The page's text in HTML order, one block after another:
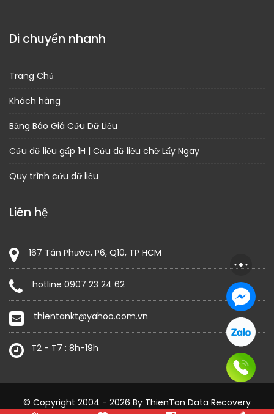
Di chuyển nhanh
Trang Chủ
Khách hàng
Bảng Báo Giá Cứu Dữ Liệu
Cứu dữ liệu gấp 1H | Cứu dữ liệu chờ Lấy Ngay
Quy trình cứu dữ liệu
Liên hệ
167 Tân Phước, P6, Q10, TP HCM
hotline 0907 23 24 62
thientankt@yahoo.com.vn
T2 - T7 : 8h-19h
© Copyright 2004 - 2026 By ThienTan Data Recovery